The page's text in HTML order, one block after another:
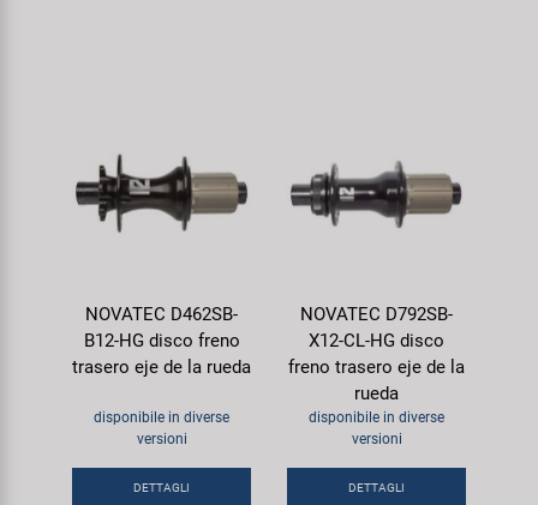
NOVATEC D462SB-
B12-HG disco freno
trasero eje de la rueda
disponibile in diverse
versioni
DETTAGLI
NOVATEC D792SB-
X12-CL-HG disco
freno trasero eje de la
rueda
disponibile in diverse
versioni
DETTAGLI